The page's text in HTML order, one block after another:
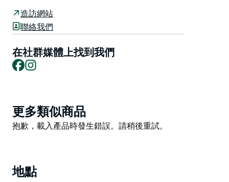
求。
Peggy's Bistro 是這裡的核心，以其豐盛的午餐和每週
晚餐特惠而聞名。從經典的炸肉排和帕瑪森起司到新鮮的
海鮮、多汁的牛排和豐盛的漢堡，菜單上應有盡有，滿足
您的各種需求，甚至還有專為兒童設計的菜單。千萬不要
在大螢幕上觀賞最新賽事，沉浸在充滿活力的氛圍中，享
受熱情友善的服務，讓每次光臨都感覺賓至如歸。
Warilla Sports Club 也會定期舉辦活動，為您的光臨增
這裡充滿活力，適合家庭聚餐，是您享受美食、感受美好
氛圍和體驗各種體育刺激的首選之地。
造訪網站
聯絡我們
在社群媒體上找到我們
Facebook
Product
List
更多類似商品
Product
抱歉，載入產品時發生錯誤。請稍後重試。
地點